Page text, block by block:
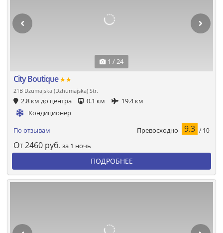
1 / 24
City Boutique★★
21B Dzumajska (Dzhumajska) Str.
2.8 км до центра 0.1 км
19.4 км
Кондиционер
По отзывам Превосходно 9.3 / 10
От2460 руб. за 1 ночь
ПОДРОБНЕЕ